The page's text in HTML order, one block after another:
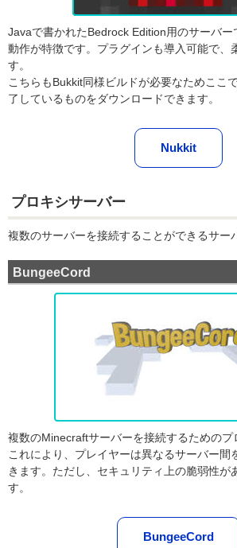
Javaで書かれたBedrock Edition用のサーバー
動作が特徴です。プラグインも導入可能で、
す。
こちらもBukkit同様ビルドが必要なためここ
了しているものをダウンロードできます。
Nukkit
プロキシサーバー
複数のサーバーを接続することができるサー
BungeeCord
複数のMinecraftサーバーを接続するためのプ
これにより、プレイヤーは異なるサーバー間
きます。ただし、セキュリティ上の脆弱性が
す。
BungeeCord